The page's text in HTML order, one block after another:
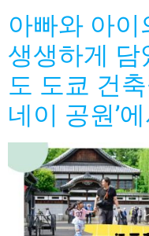
아빠와 아
생생하게 담
도 도쿄 건축
네이 공원’